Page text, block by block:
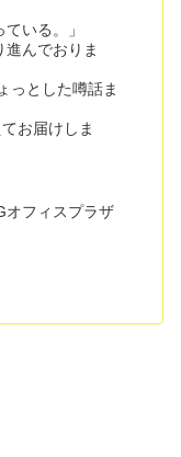
いる。」
んでおりま
っとした噂話ま
お届けしま
オフィスプラザ